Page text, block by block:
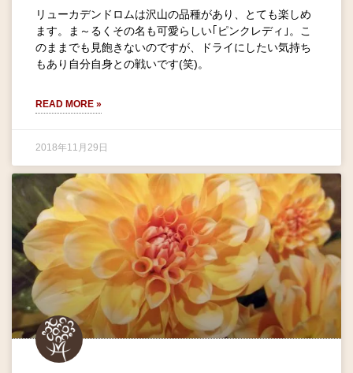
リューカデンドロムは沢山の品種があり、とても楽しめ
ます。ま～るくその名も可愛らしい｢ピンクレディ｣。こ
のままでも見飽きないのですが、ドライにしたい気持ち
もあり自分自身との戦いです(笑)。
READ MORE »
2018年11月29日